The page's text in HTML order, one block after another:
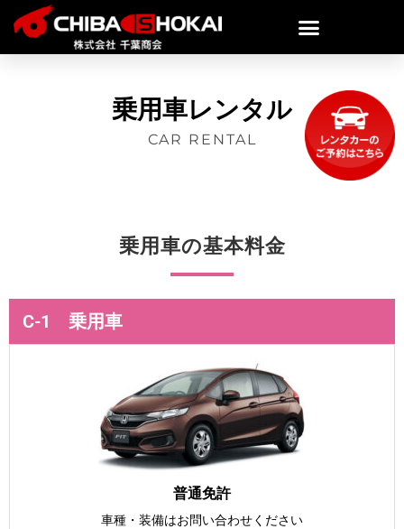
乗用車レンタル
CAR RENTAL
乗用車の基本料金
C-1 乗用車
普通免許
車種・装備はお問い合わせください